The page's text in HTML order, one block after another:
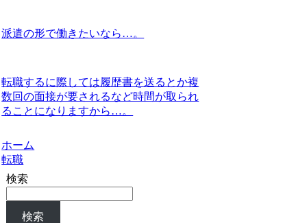
派遣の形で働きたいなら…。
転職するに際しては履歴書を送るとか複
数回の面接が要されるなど時間が取られ
ることになりますから…。
ホーム
転職
検索
検索